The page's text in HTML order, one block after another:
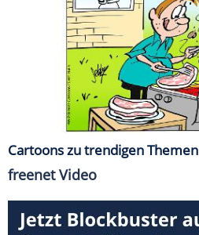
Cartoons zu trendigen Themen
freenet Video